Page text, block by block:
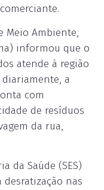
Meio Ambiente,
informou que o
atende à região
a
com
de resíduos
da rua,
da Saúde (SES)
nas